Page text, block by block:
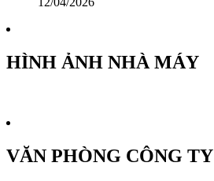
HÌNH ẢNH NHÀ MÁY
VĂN PHÒNG CÔNG TY